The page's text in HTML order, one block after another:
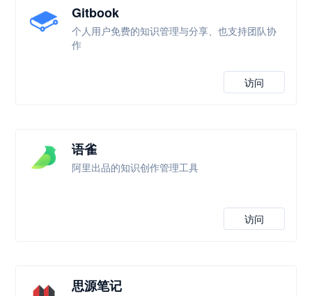
Gitbook
个人用户免费的知识管理与分享、也支持团队协
作
访问
语雀
阿里出品的知识创作管理工具
访问
思源笔记